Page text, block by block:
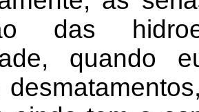
das
quando